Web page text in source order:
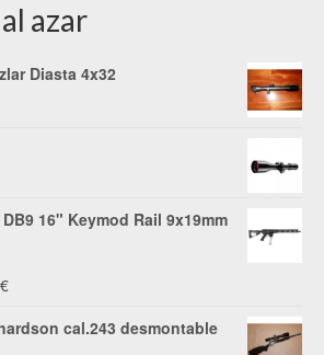
azar
Diasta 4x32
DB9 16" Keymod Rail 9x19mm
€El
precio
cal.243 desmontable